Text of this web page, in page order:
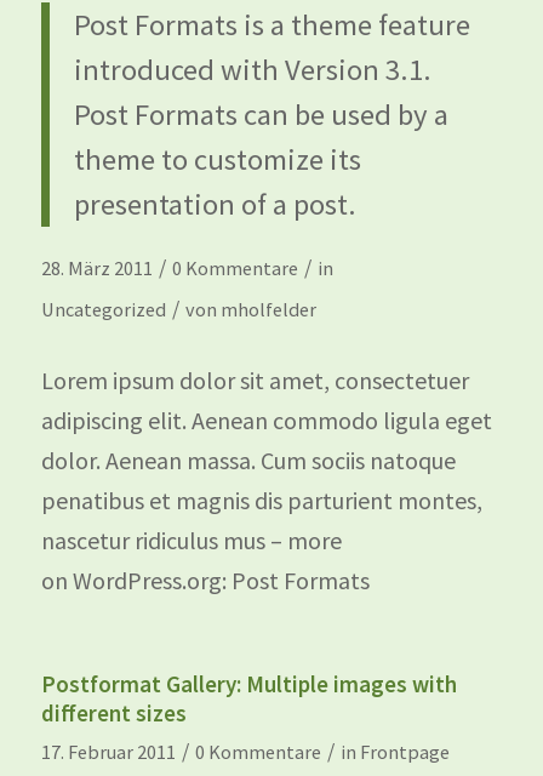
Post Formats is a theme feature
introduced with Version 3.1.
Post Formats can be used by a
theme to customize its
presentation of a post.
28. März 2011 / 0 Kommentare / in
Uncategorized / von mholfelder
Lorem ipsum dolor sit amet, consectetuer
adipiscing elit. Aenean commodo ligula eget
dolor. Aenean massa. Cum sociis natoque
penatibus et magnis dis parturient montes,
nascetur ridiculus mus – more
on WordPress.org: Post Formats
Postformat Gallery: Multiple images with
different sizes
17. Februar 2011 / 0 Kommentare / in Frontpage